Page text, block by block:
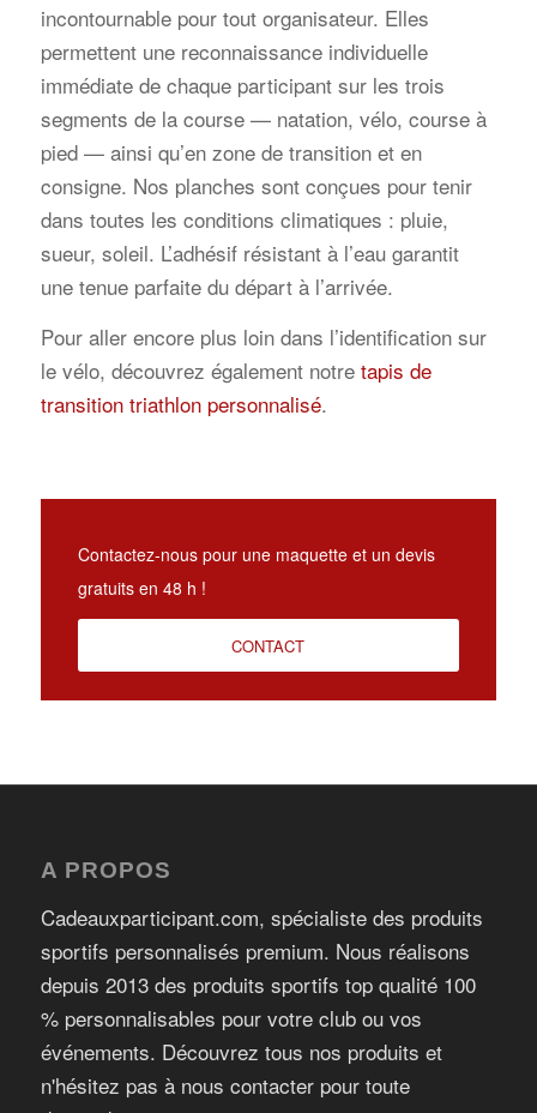
incontournable pour tout organisateur. Elles
permettent une reconnaissance individuelle
immédiate de chaque participant sur les trois
segments de la course — natation, vélo, course à
pied — ainsi qu’en zone de transition et en
consigne. Nos planches sont conçues pour tenir
dans toutes les conditions climatiques : pluie,
sueur, soleil. L’adhésif résistant à l’eau garantit
une tenue parfaite du départ à l’arrivée.
Pour aller encore plus loin dans l’identification sur
le vélo, découvrez également notre tapis de
transition triathlon personnalisé.
Contactez-nous pour une maquette et un devis
gratuits en 48 h !
CONTACT
A PROPOS
Cadeauxparticipant.com, spécialiste des produits
sportifs personnalisés premium. Nous réalisons
depuis 2013 des produits sportifs top qualité 100
% personnalisables pour votre club ou vos
événements. Découvrez tous nos produits et
n'hésitez pas à nous contacter pour toute